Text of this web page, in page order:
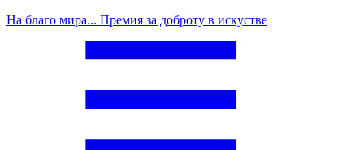
На благо мира... Премия за доброту в искустве